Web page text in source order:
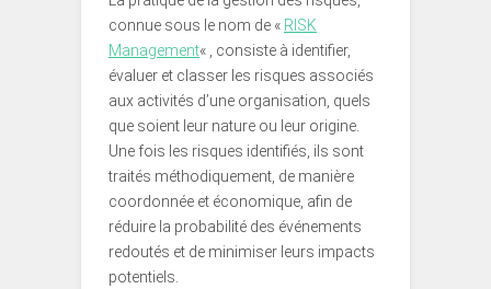
connue sous le nom de « RISK
Management« , consiste à identifier,
évaluer et classer les risques associés
aux activités d’une organisation, quels
que soient leur nature ou leur origine.
Une fois les risques identifiés, ils sont
traités méthodiquement, de manière
coordonnée et économique, afin de
réduire la probabilité des événements
redoutés et de minimiser leurs impacts
potentiels.